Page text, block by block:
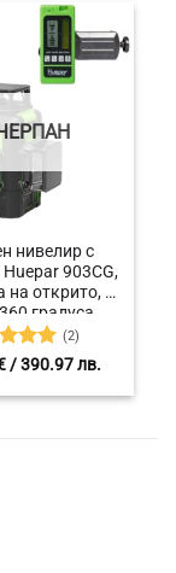
нивелир с
903CG,
на открито, 3
градуса,
60м,
с
(2)
/ 390.97 лв.